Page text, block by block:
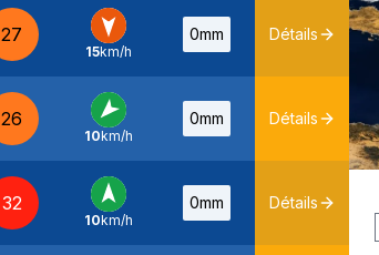
27
N -
15km/h
0mm Détails
26
NE -
10km/h
0mm Détails
32
S -
10km/h
0mm Détails